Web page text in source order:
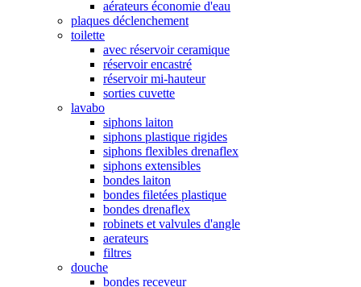
aérateurs économie d'eau
plaques déclenchement
toilette
avec réservoir ceramique
réservoir encastré
réservoir mi-hauteur
sorties cuvette
lavabo
siphons laiton
siphons plastique rigides
siphons flexibles drenaflex
siphons extensibles
bondes laiton
bondes filetées plastique
bondes drenaflex
robinets et valvules d'angle
aerateurs
filtres
douche
bondes receveur